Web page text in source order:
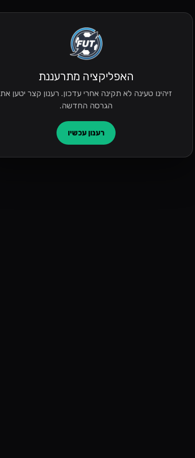
האפליקציה מתרעננת
זיהינו טעינה לא תקינה אחרי עדכון. רענון קצר יטען את
הגרסה החדשה.
רענון עכשיו